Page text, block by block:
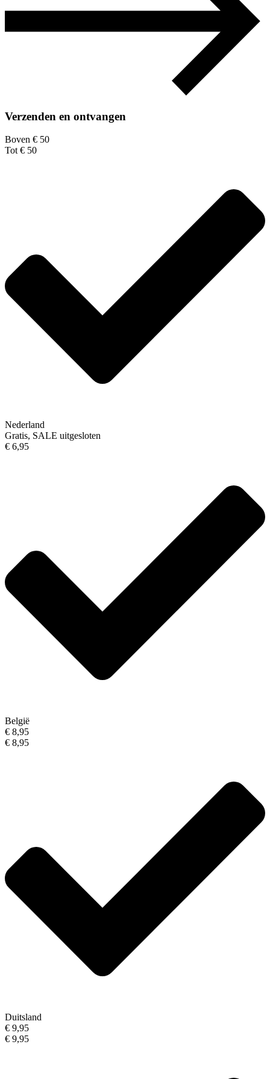
Verzenden en ontvangen
Boven € 50
Tot € 50
Nederland
Gratis, SALE uitgesloten
€ 6,95
België
€ 8,95
€ 8,95
Duitsland
€ 9,95
€ 9,95